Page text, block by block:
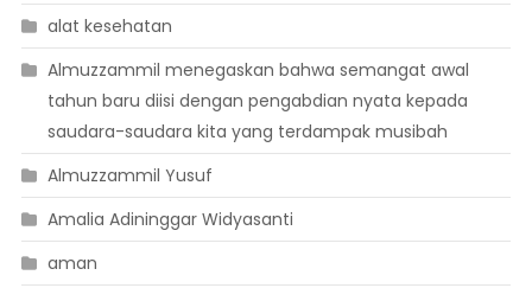
alat kesehatan
Almuzzammil menegaskan bahwa semangat awal
tahun baru diisi dengan pengabdian nyata kepada
saudara-saudara kita yang terdampak musibah
Almuzzammil Yusuf
Amalia Adininggar Widyasanti
aman